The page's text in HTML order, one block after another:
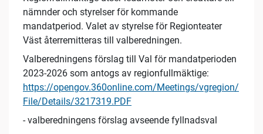
nämnder och styrelser för kommande
mandatperiod. Valet av styrelse för Regionteater
Väst återremitteras till valberedningen.
Valberedningens förslag till Val för mandatperioden
2023-2026 som antogs av regionfullmäktige:
https://opengov.360online.com/Meetings/vgregion/
File/Details/3217319.PDF
- valberedningens förslag avseende fyllnadsval